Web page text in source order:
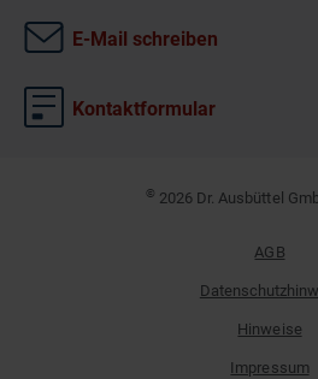
E-Mail schreiben
Kontaktformular
© 2026 Dr. Ausbüttel
AGB
Hinweise
Impressum